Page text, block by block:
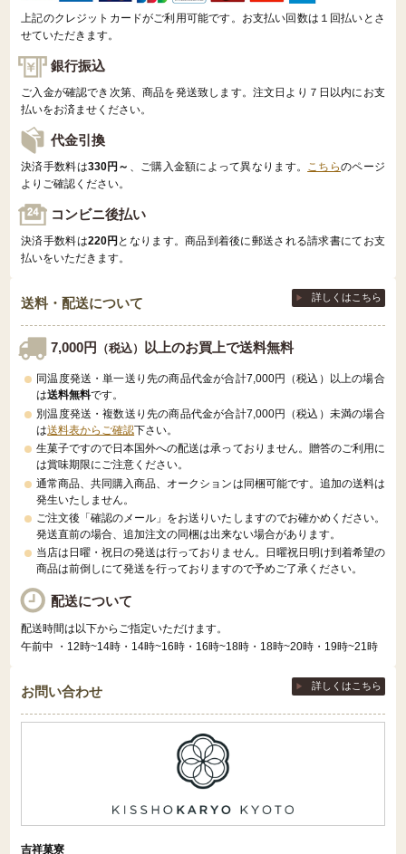
上記のクレジットカードがご利用可能です。お支払い回数は１回払いとさ
せていただきます。
銀行振込
ご入金が確認でき次第、商品を発送致します。注文日より７日以内にお支
払いをお済ませください。
代金引換
決済手数料は330円～ 、ご購入金額によって異なります。 こちらのページ
よりご確認ください。
コンビニ後払い
決済手数料は220円 となります。商品到着後に郵送される請求書にてお支
払いをいただきます。
詳しくはこちら
送料・配送について
7,000円 （税込） 以上のお買上で送料無料
同温度発送・単一送り先の商品代金が合計7,000円（税込）以上の場合
は送料無料です。
別温度発送・複数送り先の商品代金が合計7,000円（税込）未満の場合
は送料表からご確認下さい。
生菓子ですので日本国外への配送は承っておりません。贈答のご利用に
は賞味期限にご注意ください。
通常商品、共同購入商品、オークションは同梱可能です。追加の送料は
発生いたしません。
ご注文後「確認のメール」をお送りいたしますのでお確かめください。
発送直前の場合、追加注文の同梱は出来ない場合があります。
当店は日曜・祝日の発送は行っておりません。日曜祝日明け到着希望の
商品は前倒しにて発送を行っておりますので予めご了承ください。
配送について
配送時間は以下からご指定いただけます。
午前中 ・12時~14時・14時~16時・16時~18時・18時~20時・19時~21時
詳しくはこちら
お問い合わせ
吉祥菓寮